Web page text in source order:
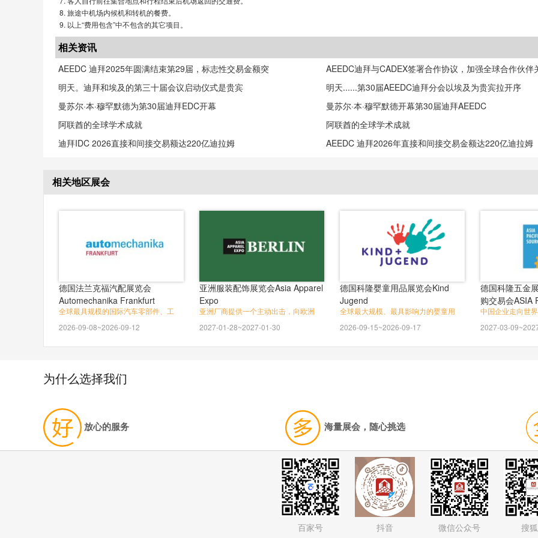
旅途中机场内候机和转机的餐费。
以上“费用包含”中不包含的其它项目。
相关资讯
AEEDC 迪拜2025年圆满结束第29届，标志性交易金额突
AEEDC迪拜与CADEX签署合作协议，加强全球合作伙伴
明天。迪拜和埃及的第三十届会议启动仪式是贵宾
明天......第30届AEEDC迪拜分会以埃及为贵宾拉开序
曼苏尔·本·穆罕默德为第30届迪拜EDC开幕
曼苏尔·本·穆罕默德开幕第30届迪拜AEEDC
阿联酋的全球学术成就
阿联酋的全球学术成就
迪拜IDC 2026直接和间接交易额达220亿迪拉姆
AEEDC 迪拜2026年直接和间接交易金额达220亿迪拉姆
相关地区展会
德国法兰克福汽配展览会
Automechanika Frankfurt
全球最具规模的国际汽车零部件、工
2026-09-08~2026-09-12
亚洲服装配饰展览会Asia Apparel
Expo
亚洲厂商提供一个主动出击，向欧洲
2027-01-28~2027-01-30
德国科隆婴童用品展览会Kind
Jugend
全球最大规模、最具影响力的婴童用
2026-09-15~2026-09-17
德国科隆五金
购交易会ASIA
SOURCING
中国企业走向世
2027-03-
为什么选择我们
放心的服务 海量展会，随心挑选
百家号 抖音 微信公众号 搜